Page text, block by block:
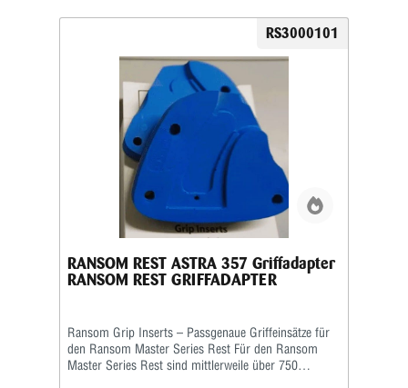
RS3000101
RANSOM REST ASTRA 357 Griffadapter
RANSOM REST GRIFFADAPTER
Ransom Grip Inserts – Passgenaue Griffeinsätze für
den Ransom Master Series Rest Für den Ransom
Master Series Rest sind mittlerweile über 750